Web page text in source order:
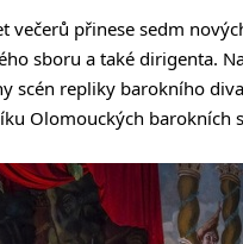
přinese sedm
sboru a také dirigenta.
scén repliky barokního
Olomouckých barokních